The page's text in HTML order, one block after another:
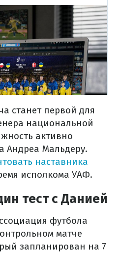
станет первой для
национальной
активно
Андреа Мальдеру.
наставника
исполкома УАФ.
тест с Данией
футбола
матче
запланирован на 7